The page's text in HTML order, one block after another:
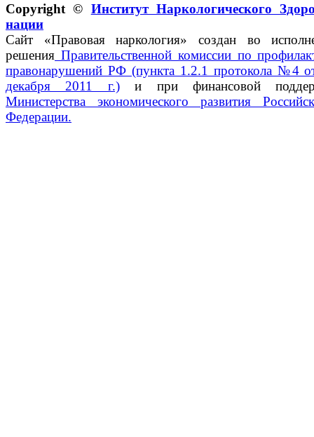
Copyright © Институт Наркологического
нации
Сайт «Правовая наркология» создан во
решения Правительственной комиссии по
правонарушений РФ (пункта 1.2.1 протокола №4
декабря 2011 г.)и при финансовой
Министерства экономического развития
Федерации.